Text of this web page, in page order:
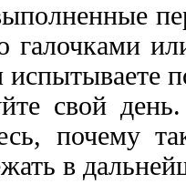
галочками
испытываете
свой
почему
в